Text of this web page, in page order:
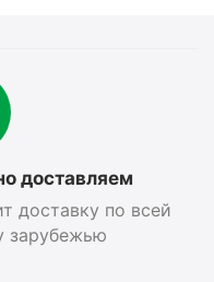
доставляем
доставку по всей
зарубежью